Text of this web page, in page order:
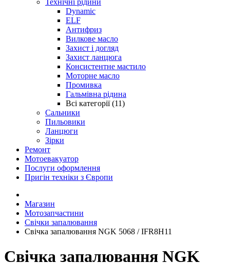
Технічні рідини
Dynamic
ELF
Антифриз
Вилкове масло
Захист і догляд
Захист ланцюга
Консистентне мастило
Моторне масло
Промивка
Гальмівна рідина
Всі категорії (11)
Сальники
Пильовики
Ланцюги
Зірки
Ремонт
Мотоевакуатор
Послуги оформлення
Пригін техніки з Європи
Магазин
Мотозапчастини
Свічки запалювання
Свічка запалювання NGK 5068 / IFR8H11
Свічка запалювання NGK